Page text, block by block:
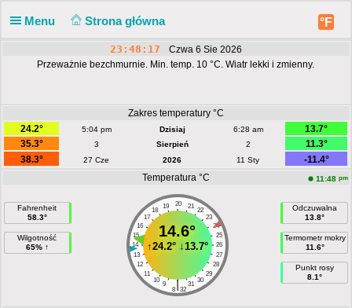
Menu Strona główna °F
23:48:17
Czwa 6 Sie 2026
Przeważnie bezchmurnie. Min. temp. 10 °C. Wiatr lekki i zmienny.
Zakres temperatury °C
24.2°
5:04 pm Dzisiaj 6:28 am
13.7°
35.3°
3 Sierpień 2
11.3°
38.3°
27 Cze 2026 11 Sty
-11.4°
Temperatura °C
11:48 pm
Fahrenheit
58.3°
Wilgotność
65% ↑
20
19 21
18
22
17
23
16
24
15
25
14
26
13
27
12
28
11
29
10
30
9 31
|
8 32
14.6°
↑24.2°↓13.7°
Odczuwalna
13.8°
Termometr mokry
11.6°
Punkt rosy
8.1°